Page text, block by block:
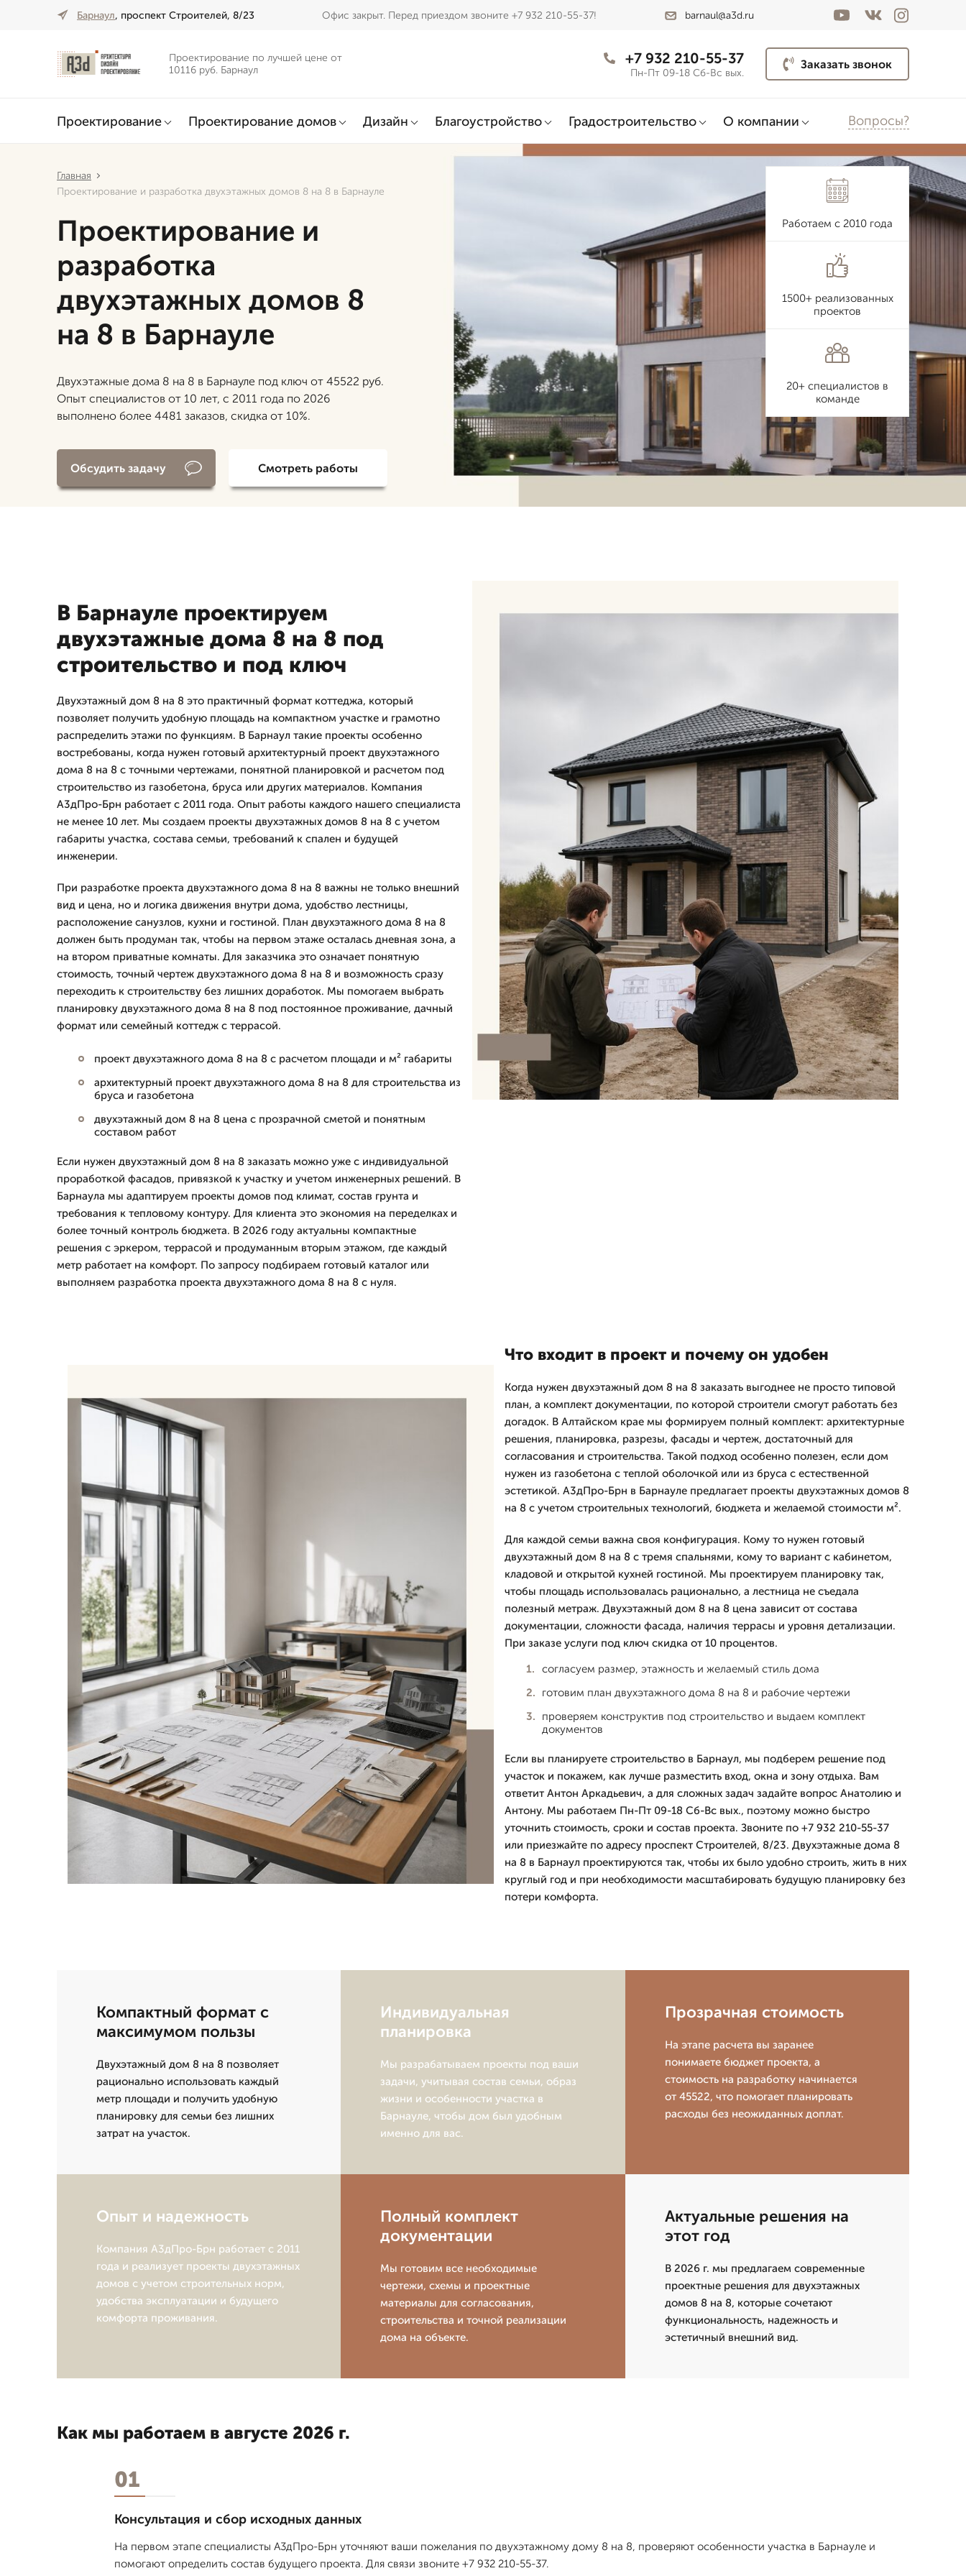
Барнаул, проспект Строителей, 8/23 Офис закрыт. Перед приездом звоните +7 932 210-55-37! barnaul@a3d.ru
Проектирование по лучшей цене от
10116 руб. Барнаул
+7 932 210-55-37
Пн-Пт 09-18 Сб-Вс вых.
Заказать звонок
Проектирование Проектирование домов Дизайн Благоустройство Градостроительство О компании Вопросы?
Главная
Проектирование и разработка двухэтажных домов 8 на 8 в Барнауле
Проектирование и
разработка
двухэтажных домов 8
на 8 в Барнауле
Двухэтажные дома 8 на 8 в Барнауле под ключ от 45522 руб.
Опыт специалистов от 10 лет, с 2011 года по 2026
выполнено более 4481 заказов, скидка от 10%.
Обсудить задачу Смотреть работы
Работаем с 2010 года
1500+ реализованных
проектов
20+ специалистов в
команде
В Барнауле проектируем
двухэтажные дома 8 на 8 под
строительство и под ключ
Двухэтажный дом 8 на 8 это практичный формат коттеджа, который
позволяет получить удобную площадь на компактном участке и грамотно
распределить этажи по функциям. В Барнаул такие проекты особенно
востребованы, когда нужен готовый архитектурный проект двухэтажного
дома 8 на 8 с точными чертежами, понятной планировкой и расчетом под
строительство из газобетона, бруса или других материалов. Компания
А3дПро-Брн работает с 2011 года. Опыт работы каждого нашего специалиста
не менее 10 лет. Мы создаем проекты двухэтажных домов 8 на 8 с учетом
габариты участка, состава семьи, требований к спален и будущей
инженерии.
При разработке проекта двухэтажного дома 8 на 8 важны не только внешний
вид и цена, но и логика движения внутри дома, удобство лестницы,
расположение санузлов, кухни и гостиной. План двухэтажного дома 8 на 8
должен быть продуман так, чтобы на первом этаже осталась дневная зона, а
на втором приватные комнаты. Для заказчика это означает понятную
стоимость, точный чертеж двухэтажного дома 8 на 8 и возможность сразу
переходить к строительству без лишних доработок. Мы помогаем выбрать
планировку двухэтажного дома 8 на 8 под постоянное проживание, дачный
формат или семейный коттедж с террасой.
проект двухэтажного дома 8 на 8 с расчетом площади и м² габариты
архитектурный проект двухэтажного дома 8 на 8 для строительства из
бруса и газобетона
двухэтажный дом 8 на 8 цена с прозрачной сметой и понятным
составом работ
Если нужен двухэтажный дом 8 на 8 заказать можно уже с индивидуальной
проработкой фасадов, привязкой к участку и учетом инженерных решений. В
Барнаула мы адаптируем проекты домов под климат, состав грунта и
требования к тепловому контуру. Для клиента это экономия на переделках и
более точный контроль бюджета. В 2026 году актуальны компактные
решения с эркером, террасой и продуманным вторым этажом, где каждый
метр работает на комфорт. По запросу подбираем готовый каталог или
выполняем разработка проекта двухэтажного дома 8 на 8 с нуля.
Что входит в проект и почему он удобен
Когда нужен двухэтажный дом 8 на 8 заказать выгоднее не просто типовой
план, а комплект документации, по которой строители смогут работать без
догадок. В Алтайском крае мы формируем полный комплект: архитектурные
решения, планировка, разрезы, фасады и чертеж, достаточный для
согласования и строительства. Такой подход особенно полезен, если дом
нужен из газобетона с теплой оболочкой или из бруса с естественной
эстетикой. А3дПро-Брн в Барнауле предлагает проекты двухэтажных домов 8
на 8 с учетом строительных технологий, бюджета и желаемой стоимости м².
Для каждой семьи важна своя конфигурация. Кому то нужен готовый
двухэтажный дом 8 на 8 с тремя спальнями, кому то вариант с кабинетом,
кладовой и открытой кухней гостиной. Мы проектируем планировку так,
чтобы площадь использовалась рационально, а лестница не съедала
полезный метраж. Двухэтажный дом 8 на 8 цена зависит от состава
документации, сложности фасада, наличия террасы и уровня детализации.
При заказе услуги под ключ скидка от 10 процентов.
согласуем размер, этажность и желаемый стиль дома
готовим план двухэтажного дома 8 на 8 и рабочие чертежи
проверяем конструктив под строительство и выдаем комплект
документов
Если вы планируете строительство в Барнаул, мы подберем решение под
участок и покажем, как лучше разместить вход, окна и зону отдыха. Вам
ответит Антон Аркадьевич, а для сложных задач задайте вопрос Анатолию и
Антону. Мы работаем Пн-Пт 09-18 Сб-Вс вых., поэтому можно быстро
уточнить стоимость, сроки и состав проекта. Звоните по +7 932 210-55-37
или приезжайте по адресу проспект Строителей, 8/23. Двухэтажные дома 8
на 8 в Барнаул проектируются так, чтобы их было удобно строить, жить в них
круглый год и при необходимости масштабировать будущую планировку без
потери комфорта.
Компактный формат с
максимумом пользы
Двухэтажный дом 8 на 8 позволяет
рационально использовать каждый
метр площади и получить удобную
планировку для семьи без лишних
затрат на участок.
Индивидуальная
планировка
Мы разрабатываем проекты под ваши
задачи, учитывая состав семьи, образ
жизни и особенности участка в
Барнауле, чтобы дом был удобным
именно для вас.
Прозрачная стоимость
На этапе расчета вы заранее
понимаете бюджет проекта, а
стоимость на разработку начинается
от 45522, что помогает планировать
расходы без неожиданных доплат.
Опыт и надежность
Компания А3дПро-Брн работает с 2011
года и реализует проекты двухэтажных
домов с учетом строительных норм,
удобства эксплуатации и будущего
комфорта проживания.
Полный комплект
документации
Мы готовим все необходимые
чертежи, схемы и проектные
материалы для согласования,
строительства и точной реализации
дома на объекте.
Актуальные решения на
этот год
В 2026 г. мы предлагаем современные
проектные решения для двухэтажных
домов 8 на 8, которые сочетают
функциональность, надежность и
эстетичный внешний вид.
Как мы работаем в августе 2026 г.
01
Консультация и сбор исходных данных
На первом этапе специалисты А3дПро-Брн уточняют ваши пожелания по двухэтажному дому 8 на 8, проверяют особенности участка в Барнауле и
помогают определить состав будущего проекта. Для связи звоните +7 932 210-55-37.